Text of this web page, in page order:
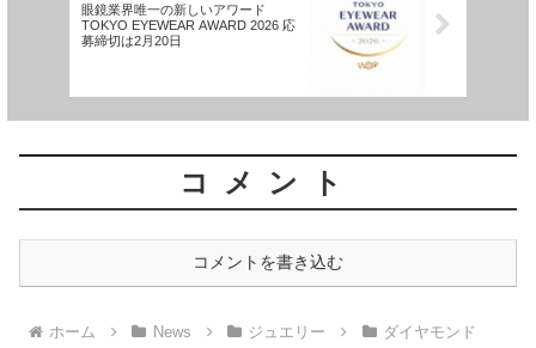
眼鏡業界唯一の新しいアワード
TOKYO EYEWEAR AWARD 2026 応
募締切は2月20日
コメント
コメントを書き込む
ホーム News ジュエリー ダイヤモンド